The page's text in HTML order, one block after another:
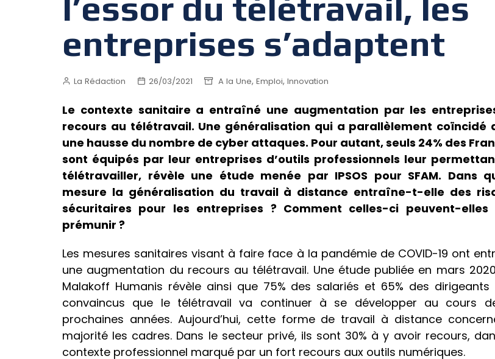
entreprises s’adaptent
La Rédaction 26/03/2021 A la Une, Emploi, Innovation
Le contexte sanitaire a entraîné une augmentation par les
recours au télétravail. Une généralisation qui a parallèlement coïncidé
une hausse du nombre de cyber attaques. Pour autant, seuls 24% des
sont équipés par leur entreprises d’outils professionnels leur
télétravailler, révèle une étude menée par IPSOS pour SFAM. Dans
mesure la généralisation du travail à distance entraîne-t-elle des
sécuritaires pour les entreprises ? Comment celles-ci peuvent-elles
prémunir ?
Les mesures sanitaires visant à faire face à la pandémie de COVID-19 ont
une augmentation du recours au télétravail. Une étude publiée en mars
Malakoff Humanis révèle ainsi que 75% des salariés et 65% des dirigeants
convaincus que le télétravail va continuer à se développer au cours
prochaines années. Aujourd’hui, cette forme de travail à distance
majorité les cadres. Dans le secteur privé, ils sont 30% à y avoir recours,
contexte professionnel marqué par un fort recours aux outils numériques.